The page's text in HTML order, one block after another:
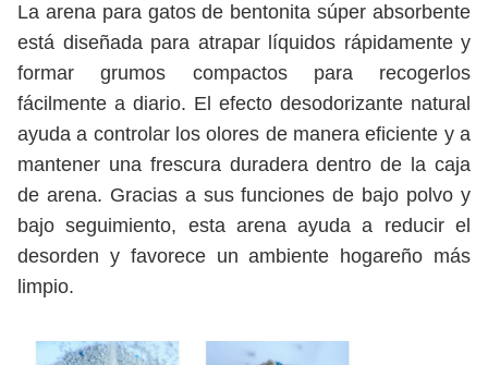
La arena para gatos de bentonita súper absorbente
está diseñada para atrapar líquidos rápidamente y
formar grumos compactos para recogerlos
fácilmente a diario. El efecto desodorizante natural
ayuda a controlar los olores de manera eficiente y a
mantener una frescura duradera dentro de la caja
de arena. Gracias a sus funciones de bajo polvo y
bajo seguimiento, esta arena ayuda a reducir el
desorden y favorece un ambiente hogareño más
limpio.